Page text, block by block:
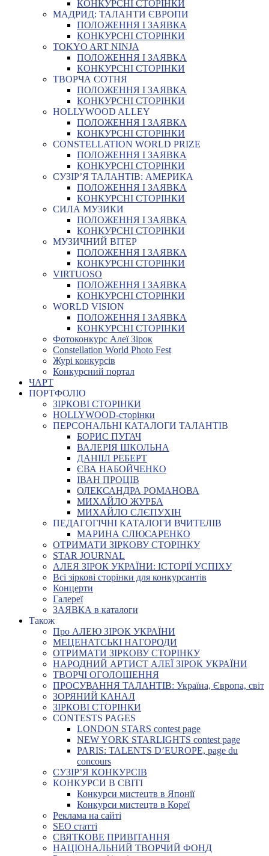
КОНКУРСНІ СТОРІНКИ
МАДРИД: ТАЛАНТИ ЄВРОПИ
ПОЛОЖЕННЯ І ЗАЯВКА
КОНКУРСНІ СТОРІНКИ
TOKYO ART NINJA
ПОЛОЖЕННЯ І ЗАЯВКА
КОНКУРСНІ СТОРІНКИ
ТВОРЧА СОТНЯ
ПОЛОЖЕННЯ І ЗАЯВКА
КОНКУРСНІ СТОРІНКИ
HOLLYWOOD ALLEY
ПОЛОЖЕННЯ І ЗАЯВКА
КОНКУРСНІ СТОРІНКИ
CONSTELLATION WORLD PRIZE
ПОЛОЖЕННЯ І ЗАЯВКА
КОНКУРСНІ СТОРІНКИ
СУЗІР’Я ТАЛАНТІВ: АМЕРИКА
ПОЛОЖЕННЯ І ЗАЯВКА
КОНКУРСНІ СТОРІНКИ
СИЛА МУЗИКИ
ПОЛОЖЕННЯ І ЗАЯВКА
КОНКУРСНІ СТОРІНКИ
МУЗИЧНИЙ ВІТЕР
ПОЛОЖЕННЯ І ЗАЯВКА
КОНКУРСНІ СТОРІНКИ
VIRTUOSO
ПОЛОЖЕННЯ І ЗАЯВКА
КОНКУРСНІ СТОРІНКИ
WORLD VISION
ПОЛОЖЕННЯ І ЗАЯВКА
КОНКУРСНІ СТОРІНКИ
Фотоконкурс Алеї Зірок
Constellation World Photo Fest
Журі конкурсів
Конкурсний портал
ЧАРТ
ПОРТФОЛІО
ЗІРКОВІ СТОРІНКИ
HOLLYWOOD-сторінки
ПЕРСОНАЛЬНІ КАТАЛОГИ ТАЛАНТІВ
БОРИС ПУГАЧ
ВАЛЕРІЯ ШКОЛЬНА
ДАНІІЛ РЕБЕРТ
ЄВА НАБОЙЧЕНКО
ІВАН ПРОЦІВ
ОЛЕКСАНДРА РОМАНОВА
МИХАЙЛО ЖУРБА
МИХАЙЛО СЛЄПУХІН
ПЕДАГОГІЧНІ КАТАЛОГИ ВЧИТЕЛІВ
МАРИНА СЛЮСАРЕНКО
ОТРИМАТИ ЗІРКОВУ СТОРІНКУ
STAR JOURNAL
АЛЕЯ ЗІРОК УКРАЇНИ: ІСТОРІЇ УСПІХУ
Всі зіркові сторінки для конкурсантів
Концерти
Галереї
ЗАЯВКА в каталоги
Також
Про АЛЕЮ ЗІРОК УКРАЇНИ
МЕЦЕНАТСЬКІ НАГОРОДИ
ОТРИМАТИ ЗІРКОВУ СТОРІНКУ
НАРОДНИЙ АРТИСТ АЛЕЇ ЗІРОК УКРАЇНИ
ТВОРЧІ ОГОЛОШЕННЯ
ПРОСУВАННЯ ТАЛАНТІВ: Україна, Європа, світ
ЗОРЯНИЙ КАНАЛ
ЗІРКОВІ СТОРІНКИ
CONTESTS PAGES
LONDON STARS contest page
NEW YORK STARLIGHTS contest page
PARIS: TALENTS D’EUROPE, page du
concours
СУЗІР’Я КОНКУРСІВ
КОНКУРСИ В СВІТІ
Конкурси мистецтв в Японії
Конкурси мистецтв в Кореї
Реклама на сайті
SEO статті
СВЯТКОВЕ ПРИВІТАННЯ
НАЦІОНАЛЬНИЙ ТВОРЧИЙ ФОНД